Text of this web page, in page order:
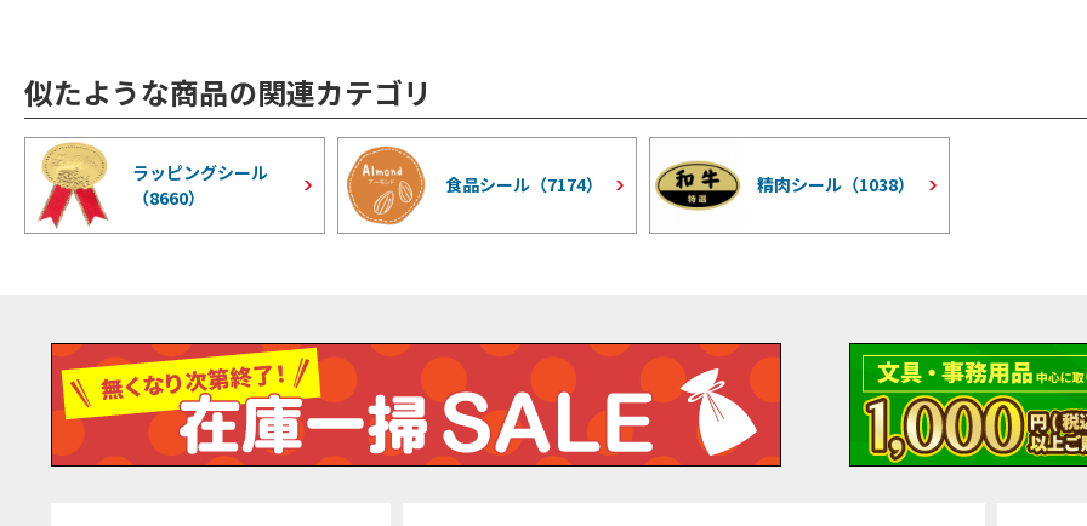
似たような商品の関連カテゴリ
ラッピングシール
（8660）
食品シール（7174） 精肉シール（1038）